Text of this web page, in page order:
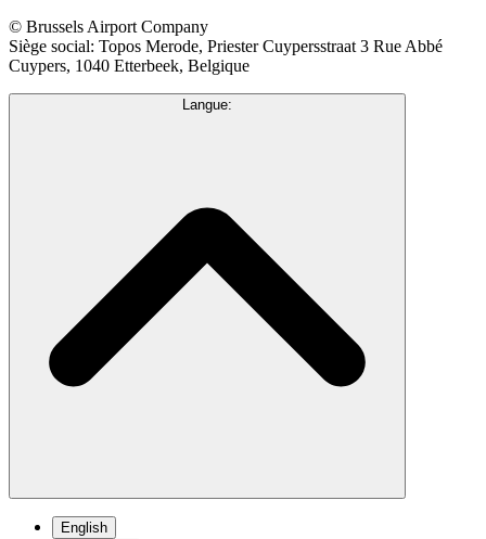
© Brussels Airport Company
Siège social: Topos Merode, Priester Cuypersstraat 3 Rue Abbé
Cuypers, 1040 Etterbeek, Belgique
Langue:
English